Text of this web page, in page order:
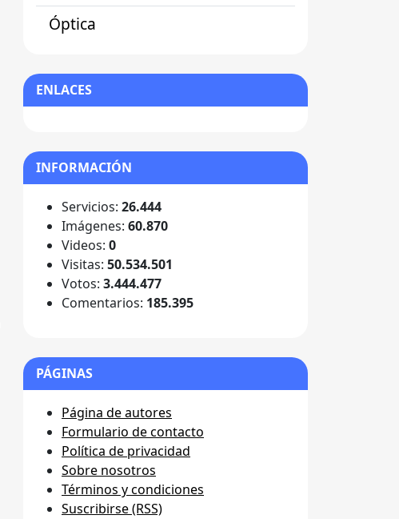
Óptica
ENLACES
INFORMACIÓN
Servicios: 26.444
Imágenes: 60.870
Videos: 0
Visitas: 50.534.501
Votos: 3.444.477
Comentarios: 185.395
PÁGINAS
Página de autores
Formulario de contacto
Política de privacidad
Sobre nosotros
Términos y condiciones
Suscribirse (RSS)